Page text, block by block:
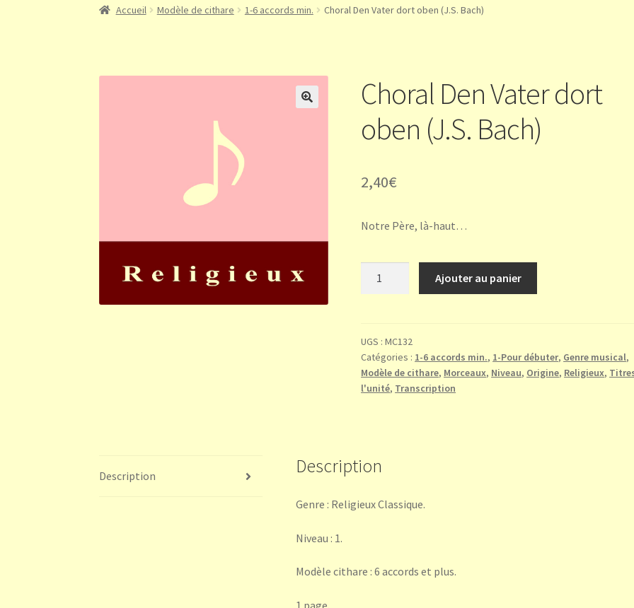
Accueil Modèle de cithare 1-6 accords min. Choral Den Vater dort oben (J.S. Bach)
Choral Den Vater dort
oben (J.S. Bach)
2,40€
Notre Père, là-haut…
Vater
dort
oben
(J.S.
Ajouter au panier
UGS :MC132
Catégories : 1-6 accords min., 1-Pour débuter, Genre musical,
Modèle de cithare, Morceaux, Niveau, Origine, Religieux,
l'unité, Transcription
Description Description
Genre : Religieux Classique.
Niveau : 1.
Modèle cithare : 6 accords et plus.